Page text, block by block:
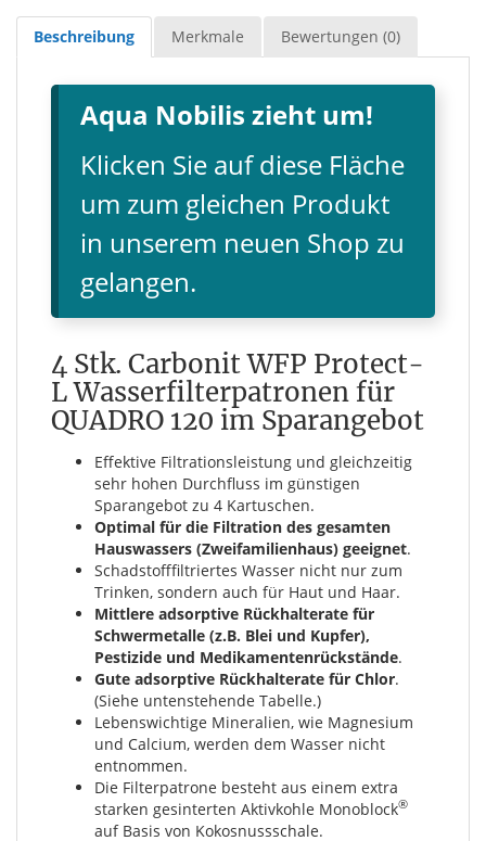
Beschreibung Merkmale Bewertungen (0)
Aqua Nobilis zieht um!
Klicken Sie auf diese Fläche
um zum gleichen Produkt
in unserem neuen Shop zu
gelangen.
4 Stk. Carbonit WFP Protect-
L Wasserfilterpatronen für
QUADRO 120 im Sparangebot
Effektive Filtrationsleistung und gleichzeitig
sehr hohen Durchfluss im günstigen
Sparangebot zu 4 Kartuschen.
Optimal für die Filtration des gesamten
Hauswassers (Zweifamilienhaus) geeignet.
Schadstofffiltriertes Wasser nicht nur zum
Trinken, sondern auch für Haut und Haar.
Mittlere adsorptive Rückhalterate für
Schwermetalle (z.B. Blei und Kupfer),
Pestizide und Medikamentenrückstände.
Gute adsorptive Rückhalterate für Chlor.
(Siehe untenstehende Tabelle.)
Lebenswichtige Mineralien, wie Magnesium
und Calcium, werden dem Wasser nicht
entnommen.
Die Filterpatrone besteht aus einem extra
starken gesinterten Aktivkohle Monoblock®
auf Basis von Kokosnussschale.